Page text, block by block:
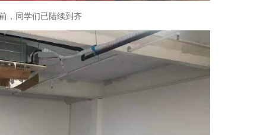
，同学们已陆续到齐